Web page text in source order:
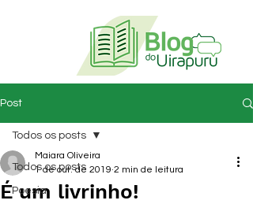
Post
Todos os posts
Poesia
Todos os posts
É um livrinho!
Maiara Oliveira
1 de out. de 2019 2 min de leitura